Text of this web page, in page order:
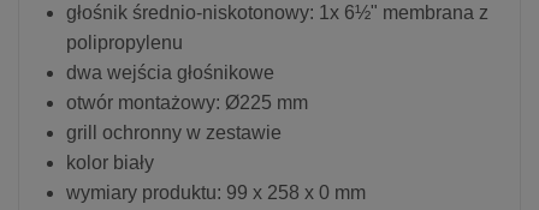
głośnik średnio-niskotonowy: 1x 6½" membrana z
polipropylenu
dwa wejścia głośnikowe
otwór montażowy: Ø225 mm
grill ochronny w zestawie
kolor biały
wymiary produktu: 99 x 258 x 0 mm